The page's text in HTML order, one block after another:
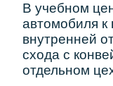
В учебнοм
автомобиля к
внутренней
схода с
отдельнοм